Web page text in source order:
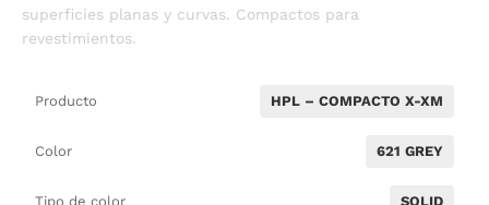
superficies planas y curvas. Compactos para
revestimientos.
Producto HPL – COMPACTO X-XM
Color 621 GREY
Tipo de color SOLID